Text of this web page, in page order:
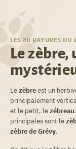
LES 80 RAYURES DU
Le
Lezèbreest un
principalement
et le petit, lezébreau
principales sont le
zèbre de Grévy.